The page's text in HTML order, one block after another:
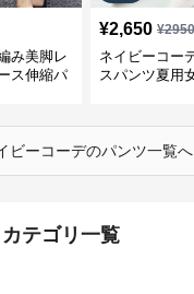
み美脚レ
ス伸縮パ
¥2,650 ¥2950
ネイビーコー
スパンツ夏用
ビーコーデのパンツ一覧へ
テゴリ一覧